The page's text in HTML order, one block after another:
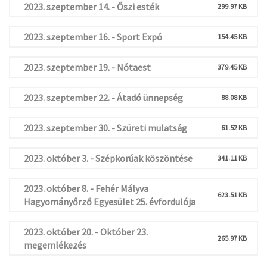
2023. szeptember 14. - Őszi esték 299.97 KB
2023. szeptember 16. - Sport Expó 154.45 KB
2023. szeptember 19. - Nótaest 379.45 KB
2023. szeptember 22. - Átadó ünnepség 88.08 KB
2023. szeptember 30. - Szüreti mulatság 61.52 KB
2023. október 3. - Szépkorúak köszöntése 341.11 KB
2023. október 8. - Fehér Mályva
Hagyományőrző Egyesület 25. évfordulója
623.51 KB
2023. október 20. - Október 23.
megemlékezés
265.97 KB